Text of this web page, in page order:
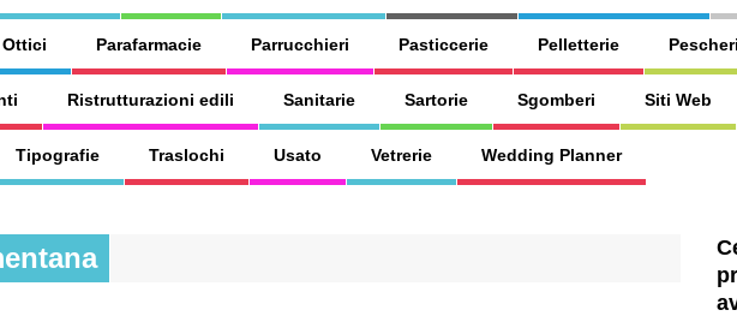
Ottici Parafarmacie Parrucchieri Pasticcerie Pelletterie
Ristrutturazioni edili Sanitarie Sartorie Sgomberi Siti Web
Tipografie Traslochi Usato Vetrerie Wedding Planner